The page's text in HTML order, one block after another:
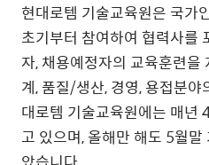
현대로템 기술교육원은 국가
초기부터 참여하여 협력사를
자, 채용예정자의 교육훈련을
계, 품질/생산, 경영, 용접분
대로템 기술교육원에는 매년
고 있으며, 올해만 해도 5월